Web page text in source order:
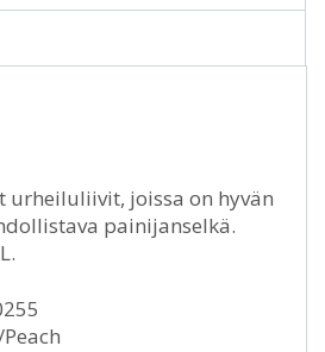
urheiluliivit, joissa on hyvän
painijanselkä.